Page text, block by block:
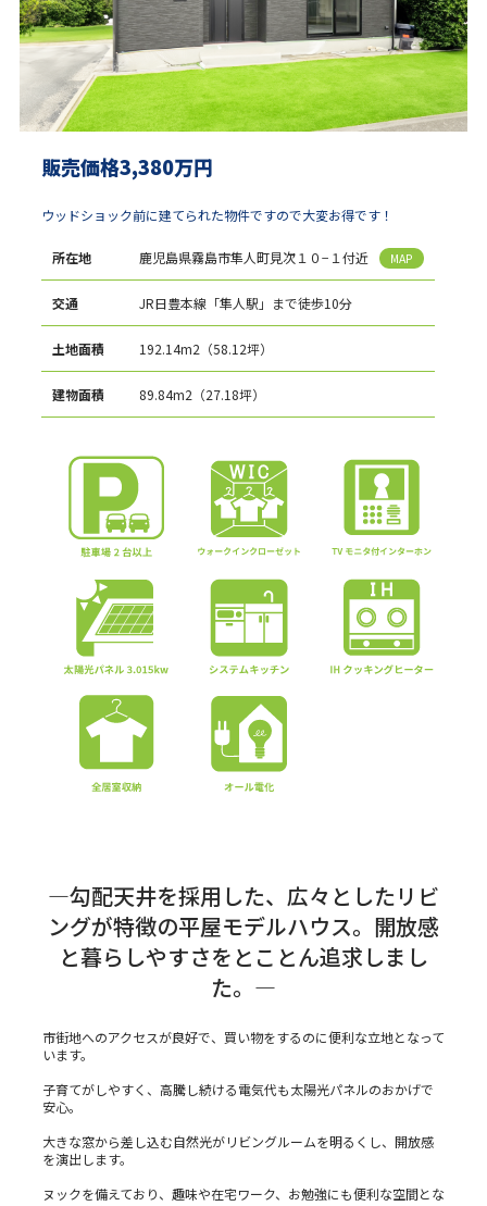
販売価格3,380万円
ウッドショック前に建てられた物件ですので大変お得です！
所在地 鹿児島県霧島市隼人町見次１０−１付近 MAP
交通 JR日豊本線「隼人駅」まで徒歩10分
土地面積 192.14m2（58.12坪）
建物面積 89.84m2（27.18坪）
―勾配天井を採用した、広々としたリビ
ングが特徴の平屋モデルハウス。開放感
と暮らしやすさをとことん追求しまし
た。―
市街地へのアクセスが良好で、買い物をするのに便利な立地となって
います。
子育てがしやすく、高騰し続ける電気代も太陽光パネルのおかげで
安心。
大きな窓から差し込む自然光がリビングルームを明るくし、開放感
を演出します。
ヌックを備えており、趣味や在宅ワーク、お勉強にも便利な空間とな